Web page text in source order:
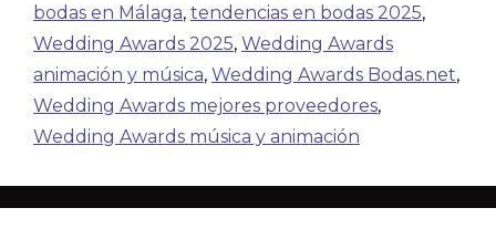
bodas en Málaga, tendencias en bodas 2025,
Wedding Awards 2025, Wedding Awards
animación y música, Wedding Awards Bodas.net,
Wedding Awards mejores proveedores,
Wedding Awards música y animación